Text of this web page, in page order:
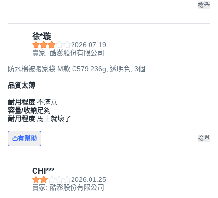
檢舉
徐*璇
2026.07.19
賣家: 酷澎股份有限公司
防水棉被搬家袋 M款 C579 236g, 透明色, 3個
品質太薄
耐用程度 不滿意
容量/收納足夠
耐用程度 馬上就壞了
有幫助 檢舉
CHI***
2026.01.25
賣家: 酷澎股份有限公司